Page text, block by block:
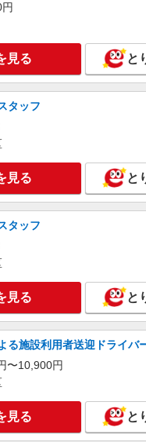
有）★ ゜・。○。・゜+゜・
プ
携帯販売スタッフ【
時給1400円〜1450円（
残業代支給 ★交通費別途支給
+゜・。○。・゜+゜・。○。
有）★ ゜・。○。・゜+゜・
熊本県熊本市中央区の家
ープ 詳
【docomo】の携帯販売
時給1200円〜1400円（
残業代支給 ★交通費別途支給
+゜・。○。・゜+゜・。○。
万円支給(規定有) お友達を紹介頂くと, インセンテ
ィブ支給(規定有) ★月2回払い・週払い可能（規程
有）★ ゜・。○。・゜+゜・
熊本県熊本市中央区の
詳
見る と
タッフ
見る と
タッフ
見る と
る施設利用者送迎ドライバ
〜10,900円
見る と